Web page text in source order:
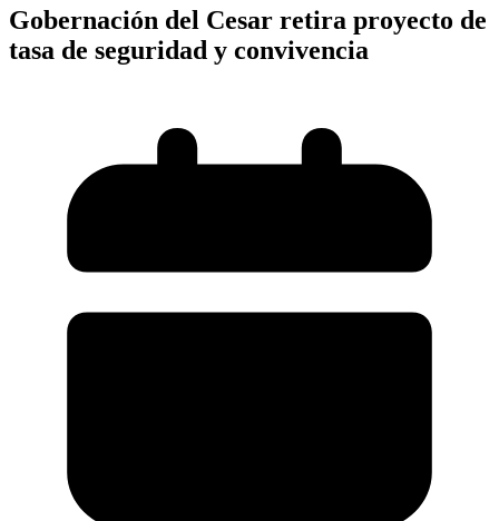
Gobernación del Cesar retira proyecto de
tasa de seguridad y convivencia